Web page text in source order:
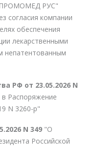
РУС"
согласия компании
обеспечения
лекарственными
непатентованным
РФ от 23.05.2026 N
Распоряжение
N 3260-р"
N 349 "О
Российской